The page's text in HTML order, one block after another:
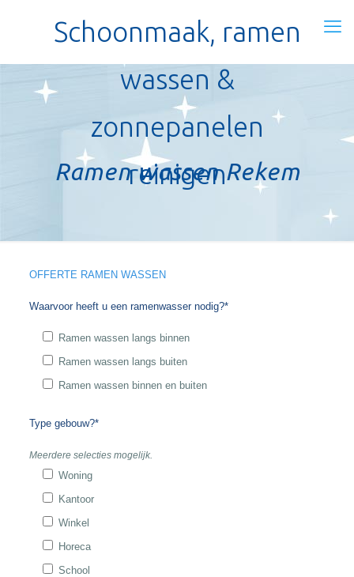
Schoonmaak, ramen
wassen &
zonnepanelen
reinigen
Ramen wassen Rekem
OFFERTE RAMEN WASSEN
Waarvoor heeft u een ramenwasser nodig?*
Ramen wassen langs binnen
Ramen wassen langs buiten
Ramen wassen binnen en buiten
Type gebouw?*
Meerdere selecties mogelijk.
Woning
Kantoor
Winkel
Horeca
School